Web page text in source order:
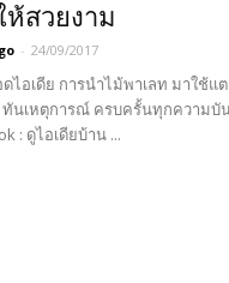
ห้สวยงาม
- 24/09/2017
ไอเดีย การนำไม้พาเลท มาใช้แ
นเหตุการณ์ ครบครั้นทุกความบัน
: ดูไอเดียบ้าน ...